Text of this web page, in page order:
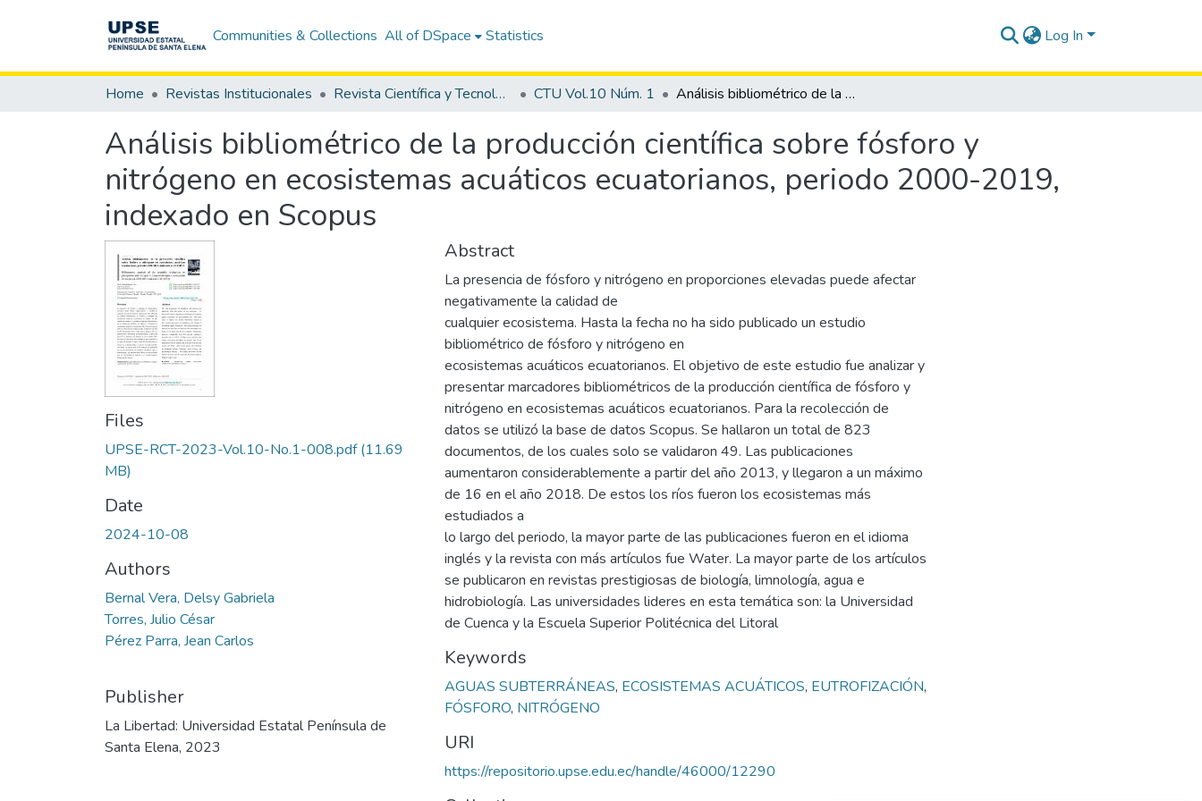
Communities & Collections All of DSpace Statistics Log In
Home Revistas Institucionales Revista Científica y Tecnológica UPSE - CTU CTU Vol.10 Núm. 1 Análisis bibliométrico de la producción científica sobre fósforo y nitrógeno en ecosistemas acuáticos ecuatorianos, periodo 2000-2019, indexado en Scopus
Análisis bibliométrico de la producción científica sobre fósforo y
nitrógeno en ecosistemas acuáticos ecuatorianos, periodo 2000-2019,
indexado en Scopus
Files
UPSE-RCT-2023-Vol.10-No.1-008.pdf(11.69
MB)
Date
2024-10-08
Authors
Bernal Vera, Delsy Gabriela
Torres, Julio César
Pérez Parra, Jean Carlos
Publisher
La Libertad: Universidad Estatal Península de
Santa Elena, 2023
Abstract
La presencia de fósforo y nitrógeno en proporciones elevadas puede afectar
negativamente la calidad de
cualquier ecosistema. Hasta la fecha no ha sido publicado un estudio
bibliométrico de fósforo y nitrógeno en
ecosistemas acuáticos ecuatorianos. El objetivo de este estudio fue analizar y
presentar marcadores bibliométricos de la producción científica de fósforo y
nitrógeno en ecosistemas acuáticos ecuatorianos. Para la recolección de
datos se utilizó la base de datos Scopus. Se hallaron un total de 823
documentos, de los cuales solo se validaron 49. Las publicaciones
aumentaron considerablemente a partir del año 2013, y llegaron a un máximo
de 16 en el año 2018. De estos los ríos fueron los ecosistemas más
estudiados a
lo largo del periodo, la mayor parte de las publicaciones fueron en el idioma
inglés y la revista con más artículos fue Water. La mayor parte de los artículos
se publicaron en revistas prestigiosas de biología, limnología, agua e
hidrobiología. Las universidades lideres en esta temática son: la Universidad
de Cuenca y la Escuela Superior Politécnica del Litoral
Keywords
AGUAS SUBTERRÁNEAS, ECOSISTEMAS ACUÁTICOS, EUTROFIZACIÓN,
FÓSFORO, NITRÓGENO
URI
https://repositorio.upse.edu.ec/handle/46000/12290